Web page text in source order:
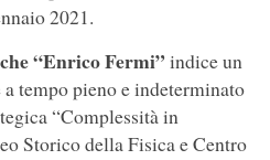
2021.
“Enrico Fermi”indice un
tempo pieno e indeterminato
“Complessità in
Storico della Fisica e Centro